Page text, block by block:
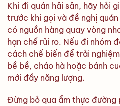
Khi đi quán hải sản, hãy hỏi
trước khi gọi và đề nghị
có nguồn hàng quay vòng
hạn chế rủi ro. Nếu đi nhóm
cách chế biến để trải
bề bề, cháo hà hoặc bánh
mới đầy năng lượng.
Đừng bỏ qua ẩm thực đường